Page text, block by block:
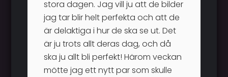
stora dagen. Jag vill ju att de bilder
jag tar blir helt perfekta och att de
är delaktiga i hur de ska se ut. Det
är ju trots allt deras dag, och då
ska ju allt bli perfekt! Härom veckan
mötte jag ett nytt par som skulle